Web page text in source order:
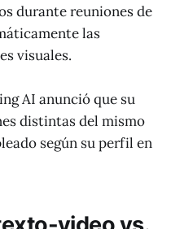
durante reuniones de
las
visuales.
AI anunció que su
distintas del mismo
según su perfil en